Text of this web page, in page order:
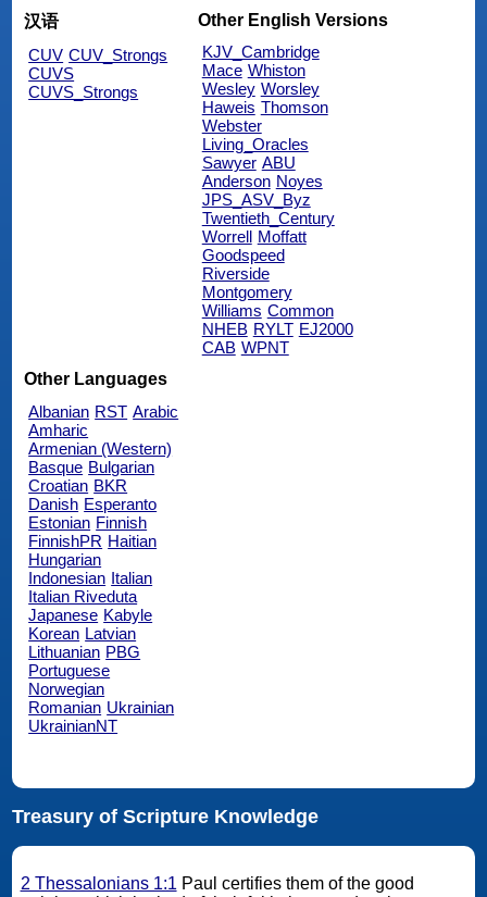
汉语
CUV CUV_Strongs
CUVS
CUVS_Strongs
Other English Versions
KJV_Cambridge
Mace Whiston
Wesley Worsley
Haweis Thomson
Webster
Living_Oracles
Sawyer ABU
Anderson Noyes
JPS_ASV_Byz
Twentieth_Century
Worrell
Moffatt
Goodspeed
Riverside
Montgomery
Williams Common
NHEB RYLT EJ2000
CAB WPNT
Other Languages
Albanian RST Arabic
Amharic
Armenian (Western)
Basque Bulgarian
Croatian BKR
Danish Esperanto
Estonian Finnish
FinnishPR Haitian
Hungarian
Indonesian Italian
Italian Riveduta
Japanese Kabyle
Korean Latvian
Lithuanian PBG
Portuguese
Norwegian
Romanian Ukrainian
UkrainianNT
Treasury of Scripture Knowledge
2 Thessalonians 1:1 Paul certifies them of the good